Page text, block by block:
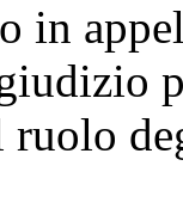
in
ruolo